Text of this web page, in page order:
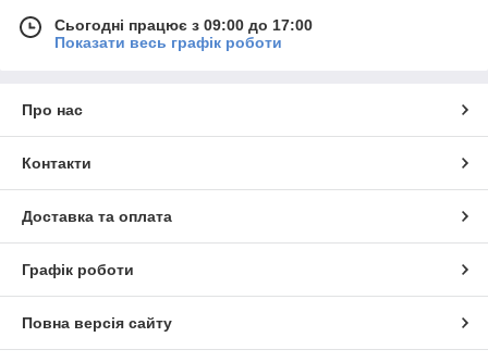
Сьогодні працює з 09:00 до 17:00
Показати весь графік роботи
Про нас
Контакти
Доставка та оплата
Графік роботи
Повна версія сайту